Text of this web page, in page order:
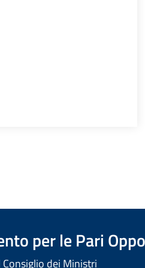
per le Pari
dei Ministri